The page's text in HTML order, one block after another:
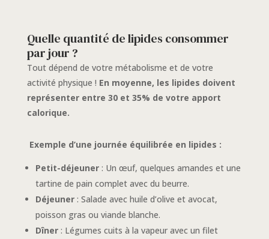
Quelle quantité de lipides consommer
par jour ?
Tout dépend de votre métabolisme et de votre
activité physique ! En moyenne, les lipides doivent
représenter entre 30 et 35% de votre apport
calorique.
Exemple d’une journée équilibrée en lipides :
Petit-déjeuner: Un œuf, quelques amandes et une
tartine de pain complet avec du beurre.
Déjeuner: Salade avec huile d’olive et avocat,
poisson gras ou viande blanche.
Dîner: Légumes cuits à la vapeur avec un filet